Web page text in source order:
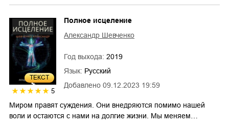
ТЕКСТ
5
Добавлено 09.12.2023 19:59
Полное исцеление
Александр Шевченко
Год выхода: 2019
Язык: Русский
Миром правят суждения. Они внедряются помимо нашей
воли и остаются с нами на долгие жизни. Мы меняем…